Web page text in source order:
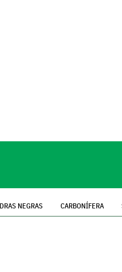
NEGRAS CARBONÍFERA